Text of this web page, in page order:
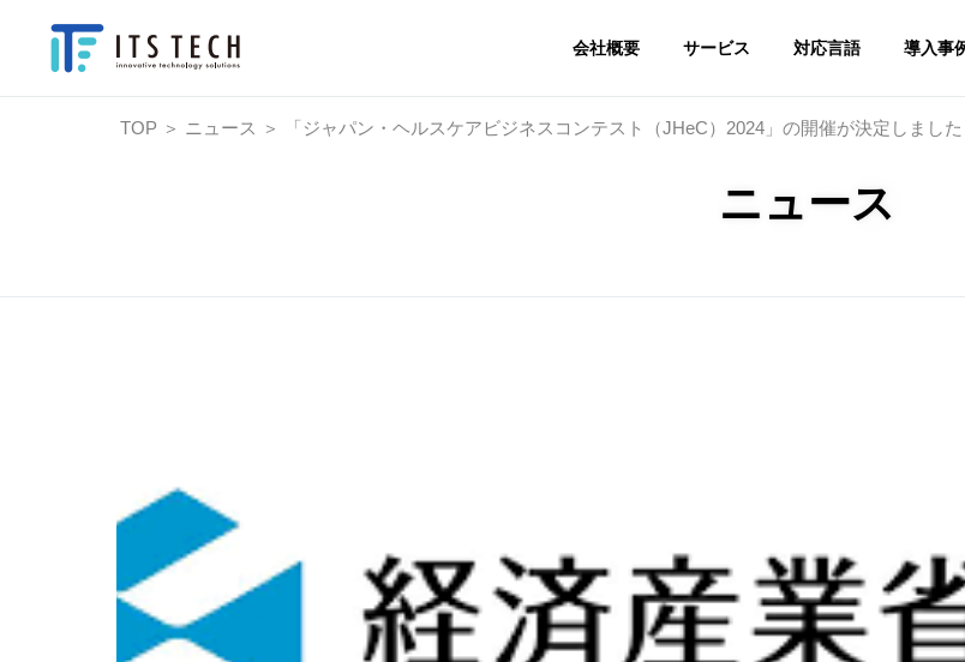
会社概要 サービス 対応言語 導入事
TOP ＞ ニュース ＞ 「ジャパン・ヘルスケアビジネスコンテスト（JHeC）2024」の開催が決定しまし
ニュース